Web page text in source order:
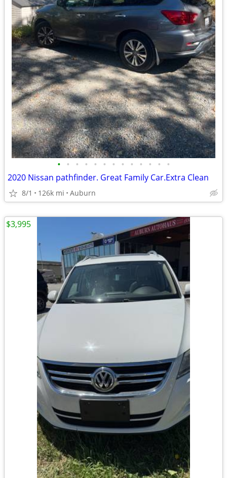
• • • • • • • • • • • • •
2020 Nissan pathfinder. Great Family Car.Extra Clean
8/1 126k mi Auburn
$3,995